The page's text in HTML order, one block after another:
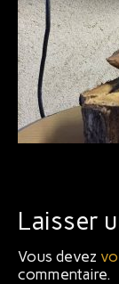
Bijoux
Laisser
Vous devez
commentaire.